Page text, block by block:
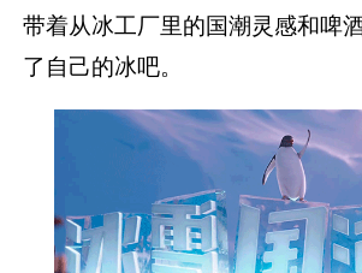
带着从冰工厂里的国潮灵感和啤
了自己的冰吧。